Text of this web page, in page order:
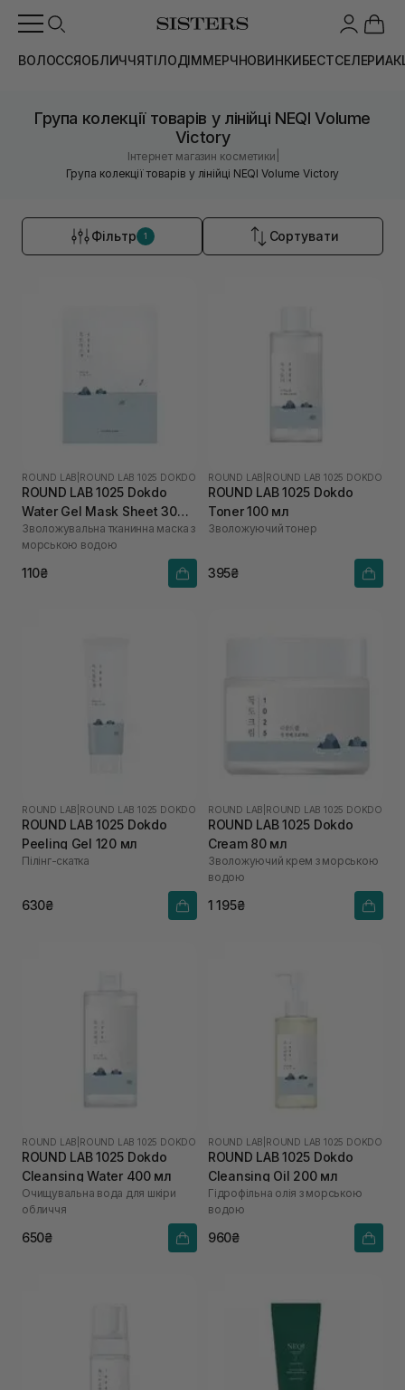
ВОЛОССЯОБЛИЧЧЯТІЛОДІММЕРЧНОВИНКИБЕСТСЕЛЕРИ
Група колекції товарів у лінійці NEQI Volume
Victory
Інтернет магазин косметики
Група колекції товарів у лінійці NEQI Volume Victory
Фільтр 1 Сортувати
ROUND LAB ROUND LAB 1025 DOKDO
ROUND LAB 1025 Dokdo
Water Gel Mask Sheet 30
мл
Зволожувальна тканинна маска з
морською водою
110₴
ROUND LAB ROUND LAB 1025 DOKDO
ROUND LAB 1025 Dokdo
Toner 100 мл
Зволожуючий тонер
395₴
ROUND LAB ROUND LAB 1025 DOKDO
ROUND LAB 1025 Dokdo
Peeling Gel 120 мл
Пілінг-скатка
630₴
ROUND LAB ROUND LAB 1025 DOKDO
ROUND LAB 1025 Dokdo
Cream 80 мл
Зволожуючий крем з морською
водою
1 195₴
ROUND LAB ROUND LAB 1025 DOKDO
ROUND LAB 1025 Dokdo
Cleansing Water 400 мл
Очищувальна вода для шкіри
обличчя
650₴
ROUND LAB ROUND LAB 1025 DOKDO
ROUND LAB 1025 Dokdo
Cleansing Oil 200 мл
Гідрофільна олія з морською
водою
960₴